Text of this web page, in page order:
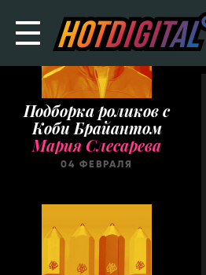
Подборка роликов с
Коби Брайантом
Мария Слесарева
04 ФЕВРАЛЯ